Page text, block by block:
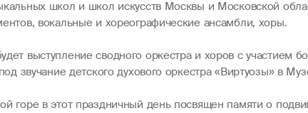
школ и школ искусств Москвы и Московской
вокальные и хореографические ансамбли, хоры.
выступление сводного оркестра и хоров с
звучание детского духового оркестра «Виртуозы» в
горе в этот праздничный день посвящен памяти о